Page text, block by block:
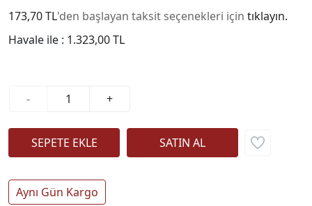
173,70 TL'den başlayan taksit seçenekleri için tıklayın.
Havale ile : 1.323,00 TL
- +
Aynı Gün Kargo